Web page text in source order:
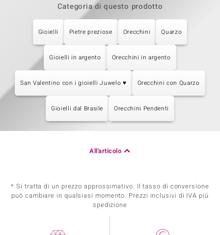
Categoria di questo prodotto
Gioielli Pietre preziose Orecchini Quarzo
Gioielli in argento Orecchini in argento
San Valentino con i gioielli Juwelo ♥ Orecchini con Quarzo
Gioielli dal Brasile Orecchini Pendenti
All'articolo
* Si tratta di un prezzo approssimativo. Il tasso di conversione
può cambiare in qualsiasi momento. Prezzi inclusivi di IVA piú
spedizione